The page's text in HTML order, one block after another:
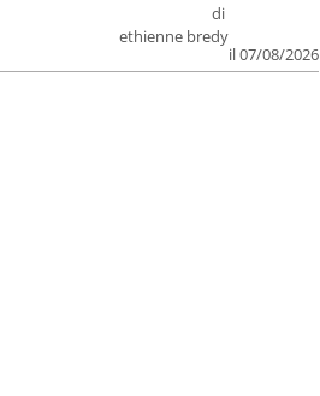
di
ethienne bredy
il 07/08/2026